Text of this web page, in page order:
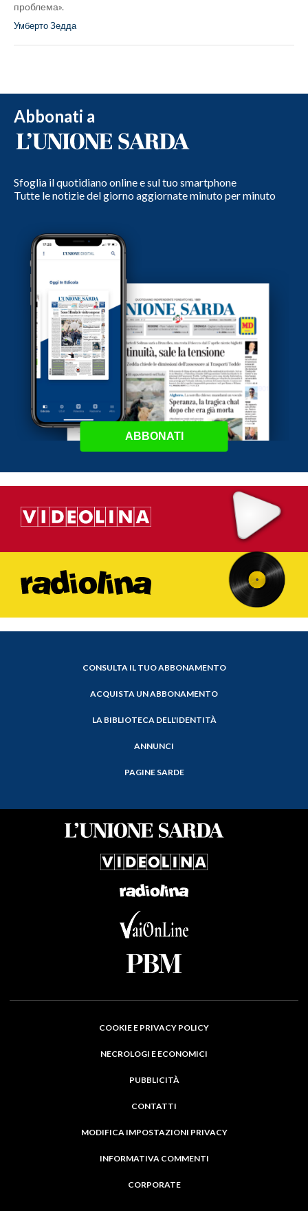
проблема».
Умберто Зедда
Abbonati a
Sfoglia il quotidiano online e sul tuo smartphone
Tutte le notizie del giorno aggiornate minuto per minuto
ABBONATI
CONSULTA IL TUO ABBONAMENTO
ACQUISTA UN ABBONAMENTO
LA BIBLIOTECA DELL'IDENTITÀ
ANNUNCI
PAGINE SARDE
COOKIE E PRIVACY POLICY
NECROLOGI E ECONOMICI
PUBBLICITÀ
CONTATTI
MODIFICA IMPOSTAZIONI PRIVACY
INFORMATIVA COMMENTI
CORPORATE